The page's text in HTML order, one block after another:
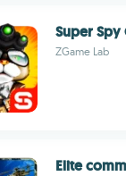
Super Spy
ZGame Lab
Elite